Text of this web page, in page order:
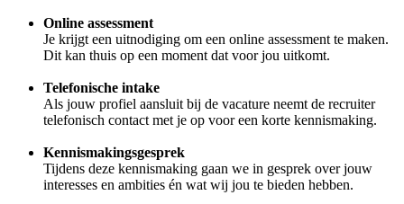
Online assessment
Je krijgt een uitnodiging om een online assessment te maken.
Dit kan thuis op een moment dat voor jou uitkomt.
Telefonische intake
Als jouw profiel aansluit bij de vacature neemt de recruiter
telefonisch contact met je op voor een korte kennismaking.
Kennismakingsgesprek
Tijdens deze kennismaking gaan we in gesprek over jouw
interesses en ambities én wat wij jou te bieden hebben.